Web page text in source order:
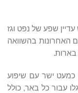
שפע של נפט וגז
האחרונות בהשוואה
ישר עם שיפוע
שהתגלו עבור כל באר, כולל